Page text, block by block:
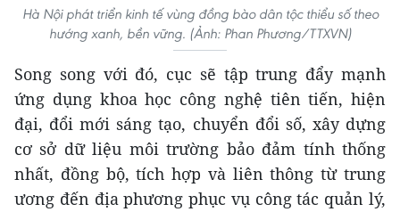
Hà Nội phát triển kinh tế vùng đồng bào dân tộc thiểu số theo
hướng xanh, bền vững. (Ảnh: Phan Phương/TTXVN)
Song song với đó, cục sẽ tập trung đẩy mạnh
ứng dụng khoa học công nghệ tiên tiến, hiện
đại, đổi mới sáng tạo, chuyển đổi số, xây dựng
cơ sở dữ liệu môi trường bảo đảm tính thống
nhất, đồng bộ, tích hợp và liên thông từ trung
ương đến địa phương phục vụ công tác quản lý,